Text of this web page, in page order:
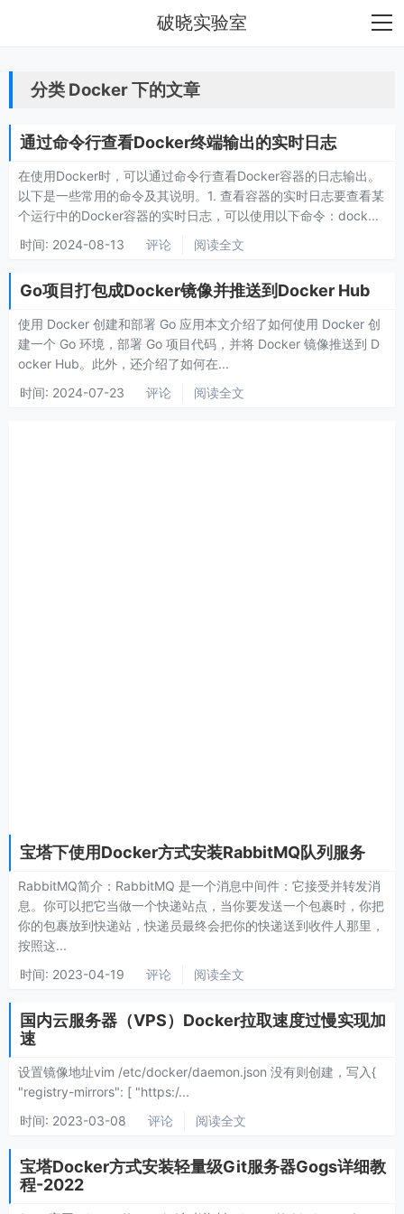
破晓实验室
分类 Docker 下的文章
通过命令行查看Docker终端输出的实时日志
在使用Docker时，可以通过命令行查看Docker容器的日志输出。
以下是一些常用的命令及其说明。1. 查看容器的实时日志要查看某
个运行中的Docker容器的实时日志，可以使用以下命令：dock...
时间: 2024-08-13 评论 阅读全文
Go项目打包成Docker镜像并推送到Docker Hub
使用 Docker 创建和部署 Go 应用本文介绍了如何使用 Docker 创
建一个 Go 环境，部署 Go 项目代码，并将 Docker 镜像推送到 D
ocker Hub。此外，还介绍了如何在...
时间: 2024-07-23 评论 阅读全文
宝塔下使用Docker方式安装RabbitMQ队列服务
RabbitMQ简介：RabbitMQ 是一个消息中间件：它接受并转发消
息。你可以把它当做一个快递站点，当你要发送一个包裹时，你把
你的包裹放到快递站，快递员最终会把你的快递送到收件人那里，
按照这...
时间: 2023-04-19 评论 阅读全文
国内云服务器（VPS）Docker拉取速度过慢实现加
速
设置镜像地址vim /etc/docker/daemon.json 没有则创建，写入{
"registry-mirrors": [ "https:/...
时间: 2023-03-08 评论 阅读全文
宝塔Docker方式安装轻量级Git服务器Gogs详细教
程-2022